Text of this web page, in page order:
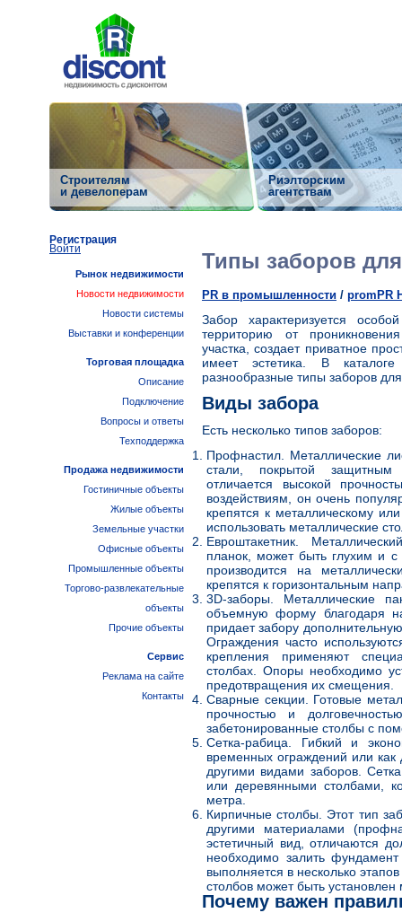
Строителям
и девелоперам
Риэлторским
агентствам
Типы заборов для
PR в промышленности / promPR
Забор характеризуется
территорию от
участка, создает приватное
имеет эстетика. В
разнообразные типы заборов для
Виды забора
Есть несколько типов заборов:
Профнастил. Металлические
стали, покрытой
отличается высокой
воздействиям, он очень
крепятся к металлическому
использовать металлические
Евроштакетник.
планок, может быть глухим и
производится на
крепятся к горизонтальным
3D-заборы. Металлические
объемную форму благодаря
придает забору
Ограждения часто
крепления применяют
столбах. Опоры необходимо
предотвращения их смещения.
Сварные секции. Готовые
прочностью и
забетонированные столбы с
Сетка-рабица. Гибкий и
временных ограждений или как
другими видами заборов.
или деревянными столбами,
метра.
Кирпичные столбы. Этот тип
другими материалами
эстетичный вид, отличаются
необходимо залить
выполняется в несколько
столбов может быть установлен
Почему важен
Регистрация
Войти
Рынок недвижимости
Новости недвижимости
Новости системы
Выставки и конференции
Торговая площадка
Описание
Подключение
Вопросы и ответы
Техподдержка
Продажа недвижимости
Гостиничные объекты
Жилые объекты
Земельные участки
Офисные объекты
Промышленные объекты
Торгово-развлекательные
объекты
Прочие объекты
Сервис
Реклама на сайте
Контакты